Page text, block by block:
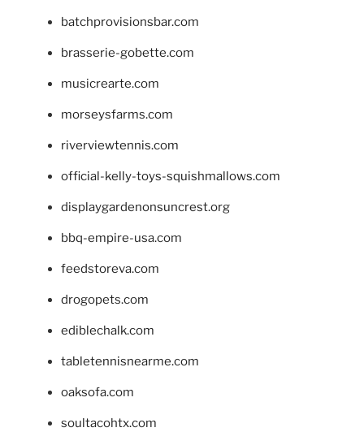
batchprovisionsbar.com
brasserie-gobette.com
musicrearte.com
morseysfarms.com
riverviewtennis.com
official-kelly-toys-squishmallows.com
displaygardenonsuncrest.org
bbq-empire-usa.com
feedstoreva.com
drogopets.com
ediblechalk.com
tabletennisnearme.com
oaksofa.com
soultacohtx.com